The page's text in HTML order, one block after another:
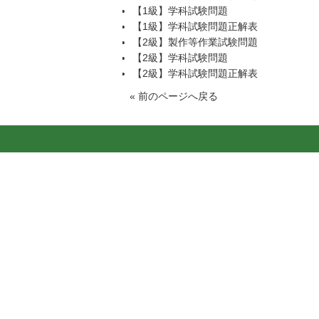
【1級】学科試験問題
【1級】学科試験問題正解表
【2級】製作等作業試験問題
【2級】学科試験問題
【2級】学科試験問題正解表
« 前のページへ戻る